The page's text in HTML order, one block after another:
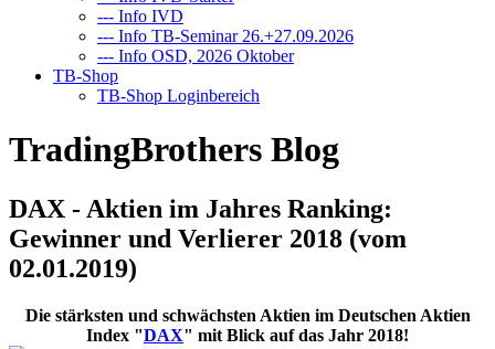
--- Info IVD
--- Info TB-Seminar 26.+27.09.2026
--- Info OSD, 2026 Oktober
TB-Shop
TB-Shop Loginbereich
TradingBrothers Blog
DAX - Aktien im Jahres Ranking:
Gewinner und Verlierer 2018 (vom
02.01.2019)
Die stärksten und schwächsten Aktien im Deutschen Aktien
Index "DAX" mit Blick auf das Jahr 2018!